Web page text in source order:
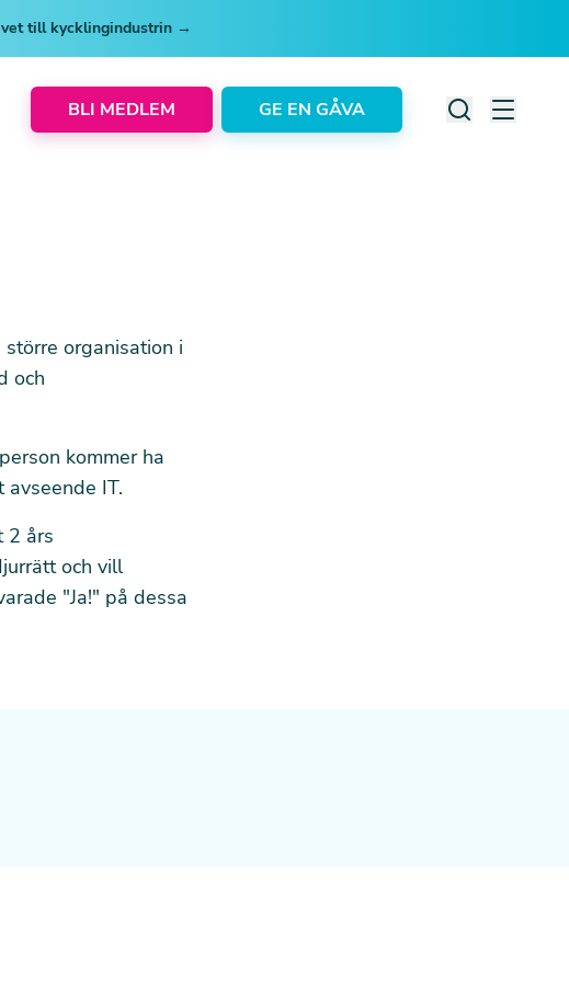
till kycklingindustrin →
BLI MEDLEM GE EN GÅVA
organisation i
och
kommer ha
IT.
2 års
och vill
"Ja!" på dessa